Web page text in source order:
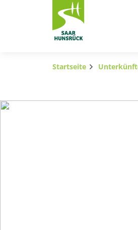
Zum Hauptinhalt springen
Subnavigation umschalten
Startseite